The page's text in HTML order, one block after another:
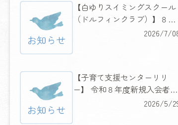
【白ゆりスイミングスクール
（ドルフィンクラブ）】８月
６日（木）・７日（金）２日
2026/7/
【子育て支援センターリリ
ー】 令和８年度新規入会者限
定 『ハッピーキャンペーン』
2026/5/